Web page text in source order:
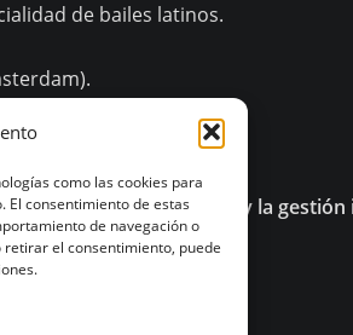
como las cookies para
El consentimiento de estas
de navegación o
el consentimiento, puede
de bailes latinos.
2021.
energía en ladocencia y la